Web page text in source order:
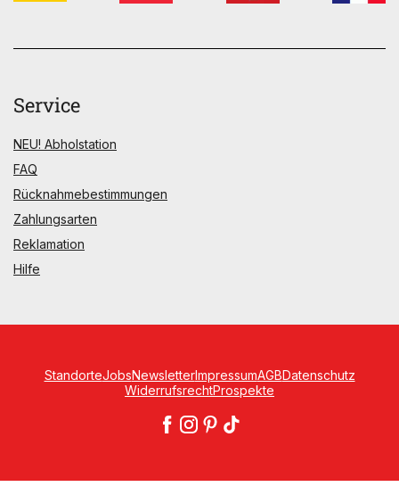
Service
NEU! Abholstation
FAQ
Rücknahmebestimmungen
Zahlungsarten
Reklamation
Hilfe
StandorteJobsNewsletterImpressumAGBDatenschutz
WiderrufsrechtProspekte